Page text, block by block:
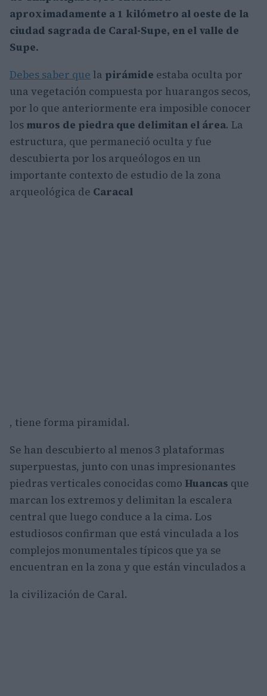
aproximadamente a 1 kilómetro al oeste de la
ciudad sagrada de Caral-Supe, en el valle de
Supe.
Debes saber que la pirámide estaba oculta por
una vegetación compuesta por huarangos secos,
por lo que anteriormente era imposible conocer
los muros de piedra que delimitan el área. La
estructura, que permaneció oculta y fue
descubierta por los arqueólogos en un
importante contexto de estudio de la zona
arqueológica de Caracal
, tiene forma piramidal.
Se han descubierto al menos 3 plataformas
superpuestas, junto con unas impresionantes
piedras verticales conocidas como Huancas que
marcan los extremos y delimitan la escalera
central que luego conduce a la cima. Los
estudiosos confirman que está vinculada a los
complejos monumentales típicos que ya se
encuentran en la zona y que están vinculados a
la civilización de Caral.